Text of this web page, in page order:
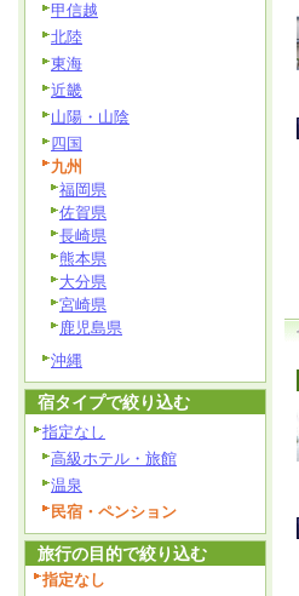
甲信越
北陸
東海
近畿
山陽・山陰
四国
九州
福岡県
佐賀県
長崎県
熊本県
大分県
宮崎県
鹿児島県
沖縄
宿タイプで絞り込む
指定なし
高級ホテル・旅館
温泉
民宿・ペンション
旅行の目的で絞り込む
指定なし